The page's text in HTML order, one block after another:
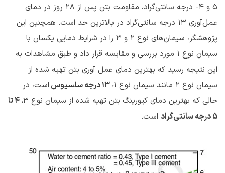
5 و 4- درجه سانتی‌گراد، مقاومت بتن پس از 28 روز در دمای
عمل‌آوری 13 درجه سانتی‌گراد در بالاترین حد است. همچنین این
پژوهشگر، سیمان‌های نوع 2 و 3 را در شرایط دمایی یکسان با
سیمان نوع 1 مورد بررسی و مقایسه قرار داد و طبق مشاهدات به
این نتیجه رسید که بهترین دمای عمل آوری بتن تهیه شده از
سیمان نوع 2 مانند سیمان نوع 1،
است، در
حالی که بهترین دمای کیورینگ بتن تهیه شده از سیمان نوع 3،
4 تا
5 درجه سانتی‌گراد
است.